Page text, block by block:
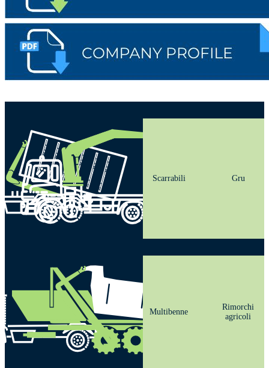
Scarrabili Gru
Multibenne
Rimorchi
agricoli